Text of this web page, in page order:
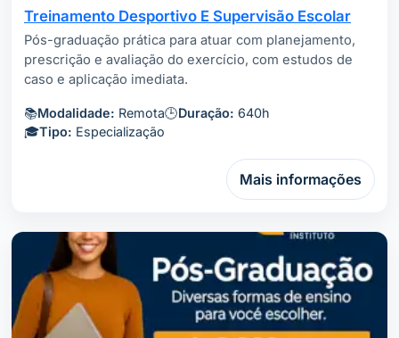
Treinamento Desportivo E Supervisão Escolar
Pós-graduação prática para atuar com planejamento,
prescrição e avaliação do exercício, com estudos de
caso e aplicação imediata.
📚Modalidade: Remota🕒Duração: 640h
🎓Tipo: Especialização
Mais informações